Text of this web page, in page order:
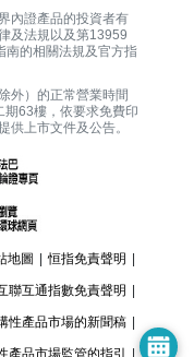
內證產品的投資者有
及法規以及第13959
南的相關法規及官方指
外）的正常營業時間
期63樓，依要求免費印
供上市文件及公告。
地圖 恒指免責聲明
聯互通指數免責聲明
性產品市場的新聞稿
產品市場監管的指引